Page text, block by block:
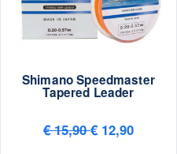
Shimano Speedmaster
Tapered Leader
€ 15,90€ 12,90